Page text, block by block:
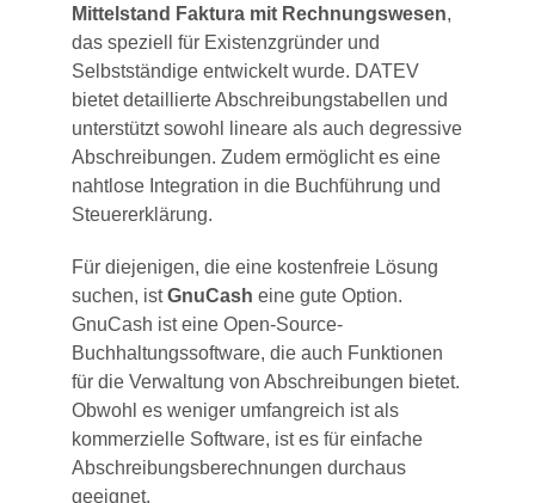
Mittelstand Faktura mit Rechnungswesen,
das speziell für Existenzgründer und
Selbstständige entwickelt wurde. DATEV
bietet detaillierte Abschreibungstabellen und
unterstützt sowohl lineare als auch degressive
Abschreibungen. Zudem ermöglicht es eine
nahtlose Integration in die Buchführung und
Steuererklärung.
Für diejenigen, die eine kostenfreie Lösung
suchen, istGnuCash eine gute Option.
GnuCash ist eine Open-Source-
Buchhaltungssoftware, die auch Funktionen
für die Verwaltung von Abschreibungen bietet.
Obwohl es weniger umfangreich ist als
kommerzielle Software, ist es für einfache
Abschreibungsberechnungen durchaus
geeignet.